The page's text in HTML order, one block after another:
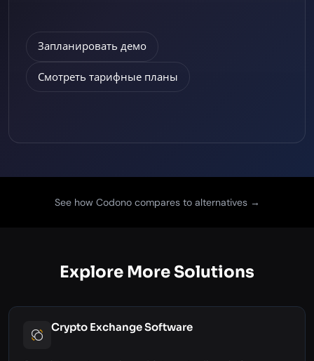
Запланировать демо
Смотреть тарифные планы
See how Codono compares to alternatives →
Explore More Solutions
Crypto Exchange Software